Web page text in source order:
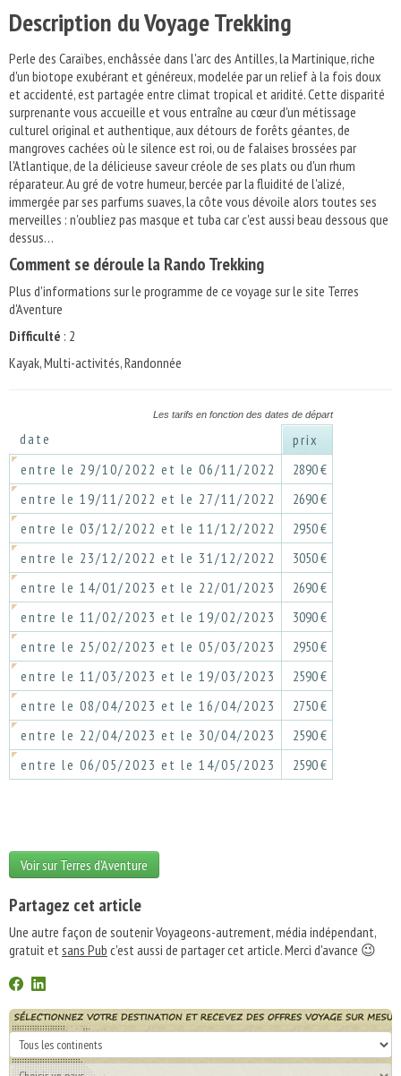
Description du Voyage Trekking
Perle des Caraïbes, enchâssée dans l'arc des Antilles, la Martinique, riche
d'un biotope exubérant et généreux, modelée par un relief à la fois doux
et accidenté, est partagée entre climat tropical et aridité. Cette disparité
surprenante vous accueille et vous entraîne au cœur d'un métissage
culturel original et authentique, aux détours de forêts géantes, de
mangroves cachées où le silence est roi, ou de falaises brossées par
l'Atlantique, de la délicieuse saveur créole de ses plats ou d'un rhum
réparateur. Au gré de votre humeur, bercée par la fluidité de l'alizé,
immergée par ses parfums suaves, la côte vous dévoile alors toutes ses
merveilles : n'oubliez pas masque et tuba car c'est aussi beau dessous que
dessus…
Comment se déroule la Rando Trekking
Plus d'informations sur le programme de ce voyage sur le site Terres
d'Aventure
Difficulté : 2
Kayak, Multi-activités, Randonnée
Les tarifs en fonction des dates de départ
date
prix
entre le 29/10/2022 et le 06/11/2022
2890 €
entre le 19/11/2022 et le 27/11/2022
2690 €
entre le 03/12/2022 et le 11/12/2022
2950 €
entre le 23/12/2022 et le 31/12/2022
3050 €
entre le 14/01/2023 et le 22/01/2023
2690 €
entre le 11/02/2023 et le 19/02/2023
3090 €
entre le 25/02/2023 et le 05/03/2023
2950 €
entre le 11/03/2023 et le 19/03/2023
2590 €
entre le 08/04/2023 et le 16/04/2023
2750 €
entre le 22/04/2023 et le 30/04/2023
2590 €
entre le 06/05/2023 et le 14/05/2023
2590 €
Voir sur Terres d'Aventure
Partagez cet article
Une autre façon de soutenir Voyageons-autrement, média indépendant,
gratuit etsans Pub c'est aussi de partager cet article. Merci d'avance 😉